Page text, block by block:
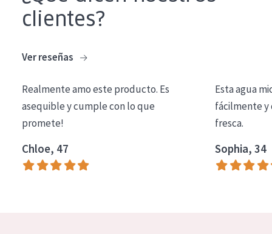
EDAD
Edad: de 35 a 55
Piel madura
clientes?
Ver reseñas
Realmente amo este producto. Es
asequible y cumple con lo que
promete!
Chloe, 47
Esta agua
fácilmente y
fresca.
Sophia, 34